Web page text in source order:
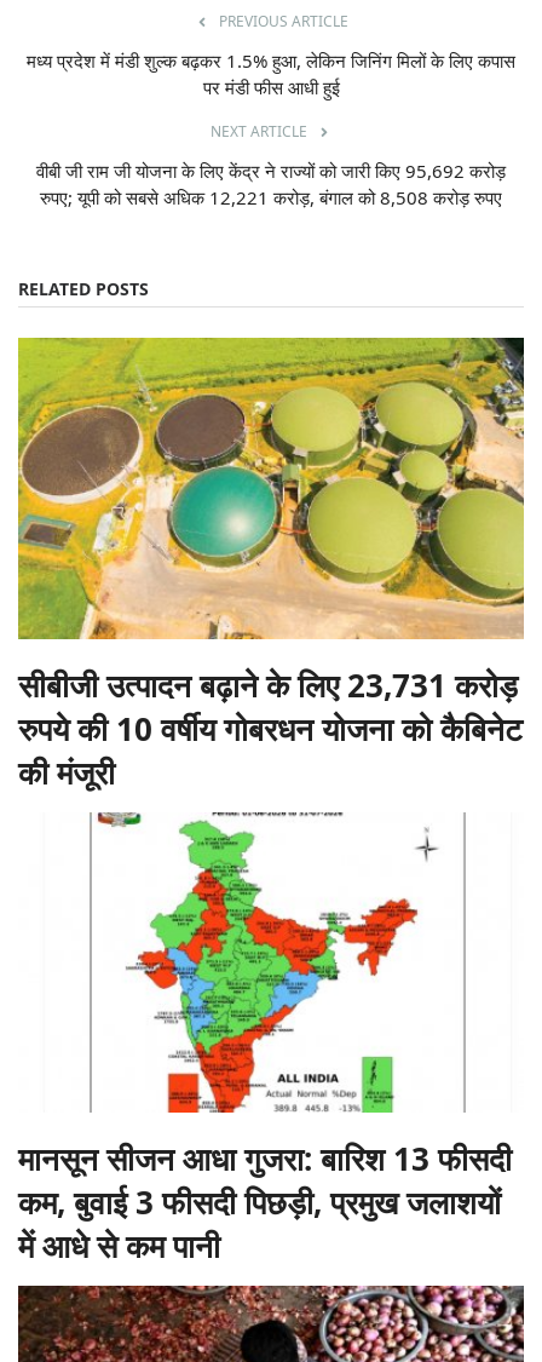
PREVIOUS ARTICLE
मध्य प्रदेश में मंडी शुल्क बढ़कर 1.5% हुआ, लेकिन जिनिंग मिलों के लिए कपास
पर मंडी फीस आधी हुई
NEXT ARTICLE
वीबी जी राम जी योजना के लिए केंद्र ने राज्यों को जारी किए 95,692 करोड़
रुपए; यूपी को सबसे अधिक 12,221 करोड़, बंगाल को 8,508 करोड़ रुपए
RELATED POSTS
सीबीजी उत्पादन बढ़ाने के लिए 23,731 करोड़
रुपये की 10 वर्षीय गोबरधन योजना को कैबिनेट
की मंजूरी
मानसून सीजन आधा गुजरा: बारिश 13 फीसदी
कम, बुवाई 3 फीसदी पिछड़ी, प्रमुख जलाशयों
में आधे से कम पानी